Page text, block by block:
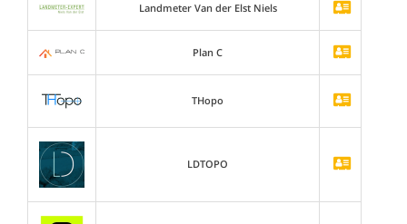
Landmeter Van der Elst Niels
Plan C
THopo
LDTOPO